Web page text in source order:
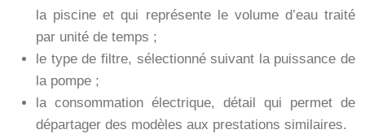
la piscine et qui représente le volume d’eau traité
par unité de temps ;
le type de filtre, sélectionné suivant la puissance de
la pompe ;
la consommation électrique, détail qui permet de
départager des modèles aux prestations similaires.